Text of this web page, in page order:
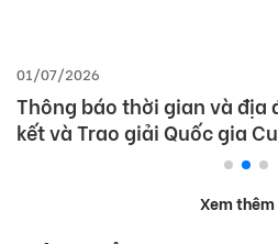
01/07/2026
Thông báo thời gian và địa
kết và Trao giải Quốc gia
Xem thêm